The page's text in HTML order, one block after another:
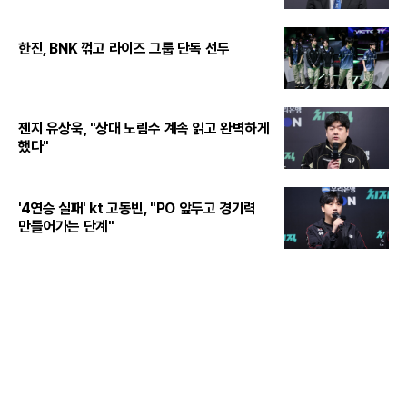
한진, BNK 꺾고 라이즈 그룹 단독 선두
젠지 유상욱, "상대 노림수 계속 읽고 완벽하게
했다"
'4연승 실패' kt 고동빈, "PO 앞두고 경기력
만들어가는 단계"